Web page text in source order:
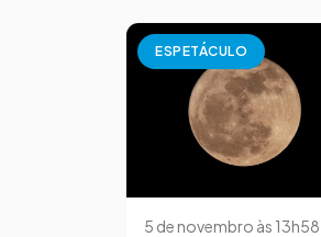
ESPETÁCULO
5 de novembro às 13h58